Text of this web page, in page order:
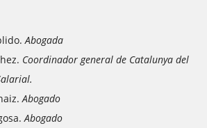
Abogada
Coordinador general de Catalunya del
Abogado
Abogado